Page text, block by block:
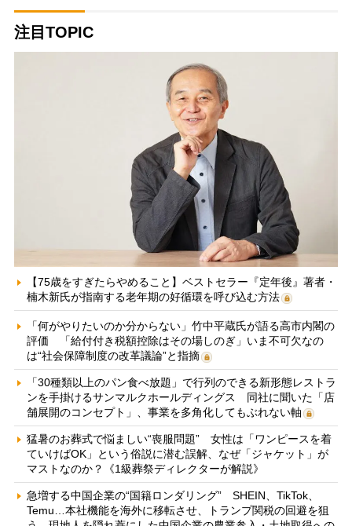
注目TOPIC
【75歳をすぎたらやめること】ベストセラー『定年後』著者・
楠木新氏が指南する老年期の好循環を呼び込む方法
「何がやりたいのか分からない」竹中平蔵氏が語る高市内閣の
評価 「給付付き税額控除はその場しのぎ」いま不可欠なの
は“社会保障制度の改革議論”と指摘
「30種類以上のパン食べ放題」で行列のできる新形態レストラ
ンを手掛けるサンマルクホールディングス 同社に聞いた「店
舗展開のコンセプト」、事業を多角化してもぶれない軸
猛暑のお葬式で悩ましい“喪服問題” 女性は「ワンピースを着
ていけばOK」という俗説に潜む誤解、なぜ「ジャケット」が
マストなのか？《1級葬祭ディレクターが解説》
急増する中国企業の“国籍ロンダリング” SHEIN、TikTok、
Temu…本社機能を海外に移転させ、トランプ関税の回避を狙